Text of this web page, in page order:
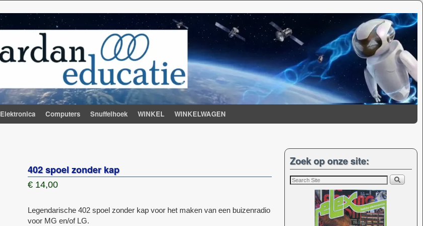
Elektronica Computers Snuffelhoek WINKEL WINKELWAGEN
402 spoel zonder kap
€14,00
Legendarische 402 spoel zonder kap voor het maken van een buizenradio
voor MG en/of LG.
Zoek op onze site: